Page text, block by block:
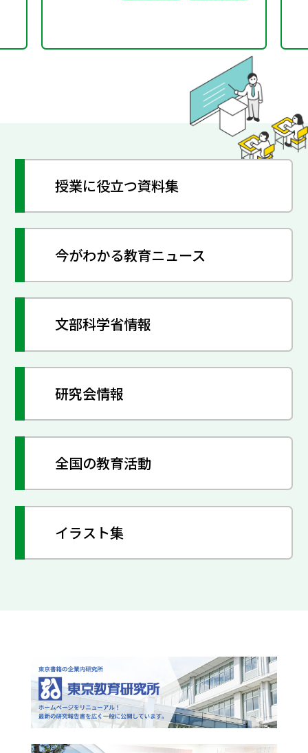
授業に役立つ資料集
今がわかる教育ニュース
文部科学省情報
研究会情報
全国の教育活動
イラスト集